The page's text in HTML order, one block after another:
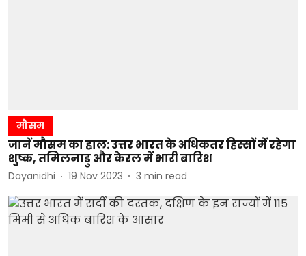
मौसम
जानें मौसम का हाल: उत्तर भारत के अधिकतर हिस्सों में रहेगा
शुष्क, तमिलनाडु और केरल में भारी बारिश
Dayanidhi 19 Nov 2023 3 min read